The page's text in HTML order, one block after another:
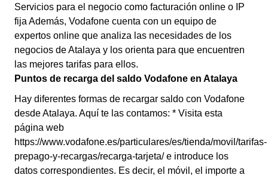
Servicios para el negocio como facturación online o IP
fija Además, Vodafone cuenta con un equipo de
expertos online que analiza las necesidades de los
negocios de Atalaya y los orienta para que encuentren
las mejores tarifas para ellos.
Puntos de recarga del saldo Vodafone en Atalaya
Hay diferentes formas de recargar saldo con Vodafone
desde Atalaya. Aquí te las contamos: * Visita esta
página web
https://www.vodafone.es/particulares/es/tienda/movil/tarifas-
prepago-y-recargas/recarga-tarjeta/ e introduce los
datos correspondientes. Es decir, el móvil, el importe a